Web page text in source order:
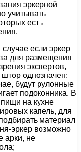
эркерной
учитывать
есть
случае если эркер
для размещения
экспертов,
однозначен:
будут рулонные
подоконника. В
пищи на кухне
капель, для
материал
эркер возможно
арки, не